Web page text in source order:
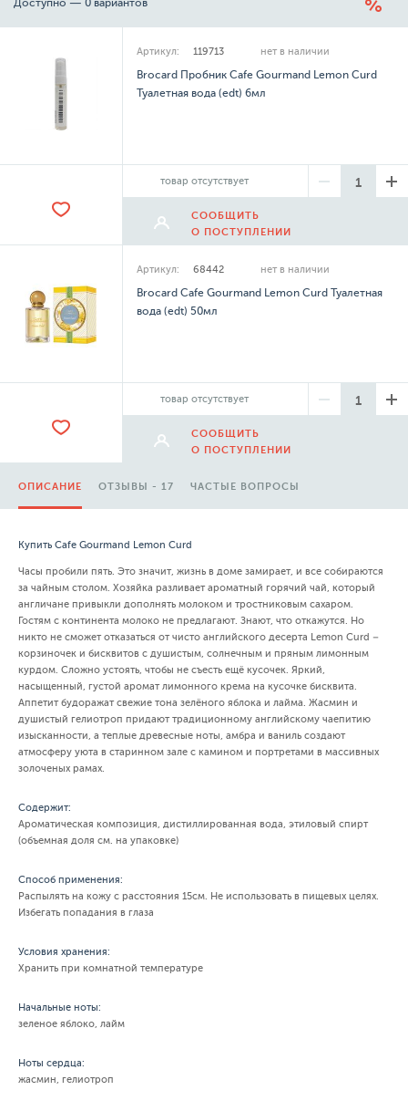
Доступно — 0 вариантов
Артикул: 119713 нет в наличии
Brocard Пробник Cafe Gourmand Lemon Curd
Туалетная вода (edt) 6мл
товар отсутствует
СООБЩИТЬ
О ПОСТУПЛЕНИИ
Артикул: 68442 нет в наличии
Brocard Cafe Gourmand Lemon Curd Туалетная
вода (edt) 50мл
товар отсутствует
СООБЩИТЬ
О ПОСТУПЛЕНИИ
ОПИСАНИЕ ОТЗЫВЫ - 17 ЧАСТЫЕ ВОПРОСЫ
Купить Cafe Gourmand Lemon Curd
Часы пробили пять. Это значит, жизнь в доме замирает, и все собираются
за чайным столом. Хозяйка разливает ароматный горячий чай, который
англичане привыкли дополнять молоком и тростниковым сахаром.
Гостям с континента молоко не предлагают. Знают, что откажутся. Но
никто не сможет отказаться от чисто английского десерта Lemon Curd –
корзиночек и бисквитов с душистым, солнечным и пряным лимонным
курдом. Сложно устоять, чтобы не съесть ещё кусочек. Яркий,
насыщенный, густой аромат лимонного крема на кусочке бисквита.
Аппетит будоражат свежие тона зелёного яблока и лайма. Жасмин и
душистый гелиотроп придают традиционному английскому чаепитию
изысканности, а теплые древесные ноты, амбра и ваниль создают
атмосферу уюта в старинном зале с камином и портретами в массивных
золоченых рамах.
Содержит:
Ароматическая композиция, дистиллированная вода, этиловый спирт
(объемная доля см. на упаковке)
Способ применения:
Распылять на кожу с расстояния 15см. Не использовать в пищевых целях.
Избегать попадания в глаза
Условия хранения:
Хранить при комнатной температуре
Начальные ноты:
зеленое яблоко, лайм
Ноты сердца:
жасмин, гелиотроп